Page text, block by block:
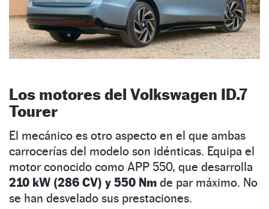
Los motores del Volkswagen ID.7
Tourer
El mecánico es otro aspecto en el que ambas
carrocerías del modelo son idénticas. Equipa el
motor conocido como APP 550, que desarrolla
210 kW (286 CV) y 550 Nm de par máximo. No
se han desvelado sus prestaciones.